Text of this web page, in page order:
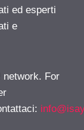
ed esperti
e
network. For
: